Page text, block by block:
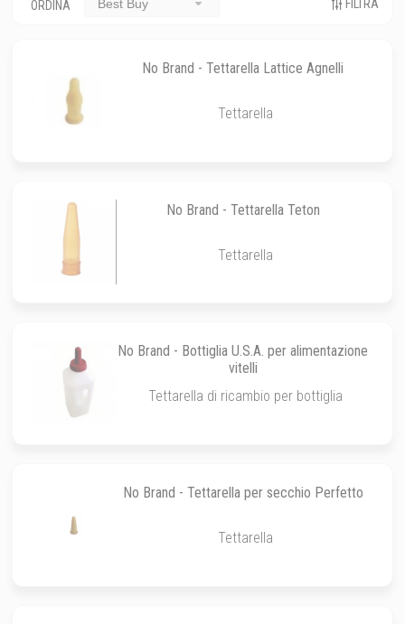
ORDINA Best Buy FILTRA
No Brand - Tettarella Lattice Agnelli
Tettarella
No Brand - Tettarella Teton
Tettarella
No Brand - Bottiglia U.S.A. per alimentazione
vitelli
Tettarella di ricambio per bottiglia
No Brand - Tettarella per secchio Perfetto
Tettarella